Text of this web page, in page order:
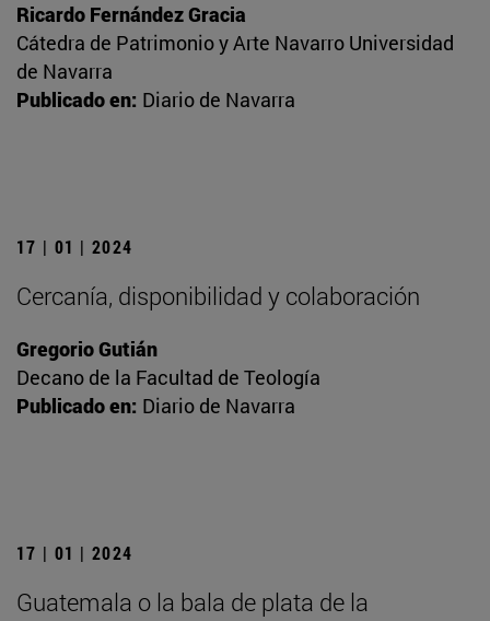
Ricardo Fernández Gracia
Cátedra de Patrimonio y Arte Navarro Universidad
de Navarra
Publicado en: Diario de Navarra
17 | 01 | 2024
Cercanía, disponibilidad y colaboración
Gregorio Gutián
Decano de la Facultad de Teología
Publicado en: Diario de Navarra
17 | 01 | 2024
Guatemala o la bala de plata de la